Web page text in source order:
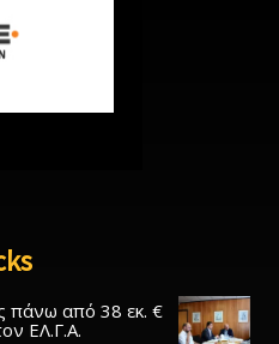
πάνω από 38 εκ. €
ΕΛ.Γ.Α.